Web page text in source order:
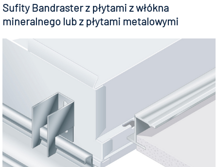
Sufity Bandraster z płytami z włókna
mineralnego lub z płytami metalowymi